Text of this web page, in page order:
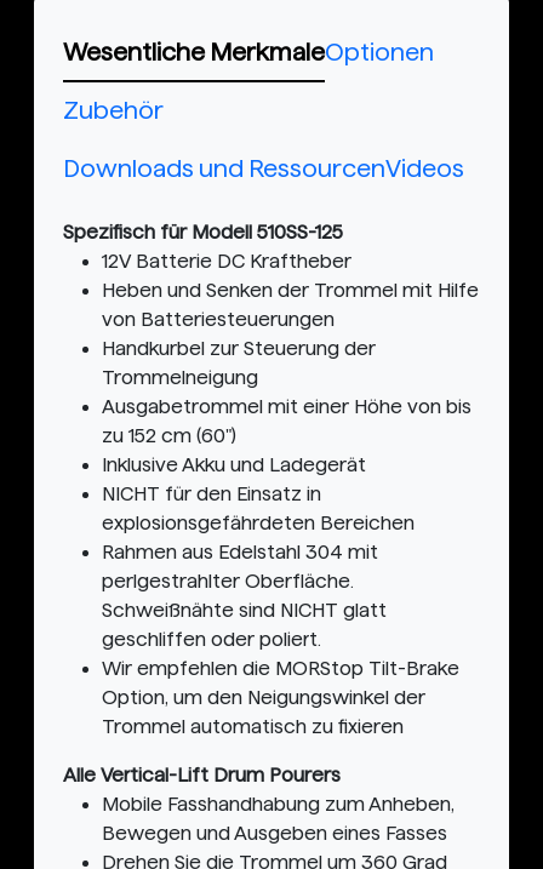
Wesentliche MerkmaleOptionen
Zubehör
Downloads und RessourcenVideos
Spezifisch für Modell 510SS-125
12V Batterie DC Kraftheber
Heben und Senken der Trommel mit Hilfe
von Batteriesteuerungen
Handkurbel zur Steuerung der
Trommelneigung
Ausgabetrommel mit einer Höhe von bis
zu 152 cm (60")
Inklusive Akku und Ladegerät
NICHT für den Einsatz in
explosionsgefährdeten Bereichen
Rahmen aus Edelstahl 304 mit
perlgestrahlter Oberfläche.
Schweißnähte sind NICHT glatt
geschliffen oder poliert.
Wir empfehlen die MORStop Tilt-Brake
Option, um den Neigungswinkel der
Trommel automatisch zu fixieren
Alle Vertical-Lift Drum Pourers
Mobile Fasshandhabung zum Anheben,
Bewegen und Ausgeben eines Fasses
Drehen Sie die Trommel um 360 Grad